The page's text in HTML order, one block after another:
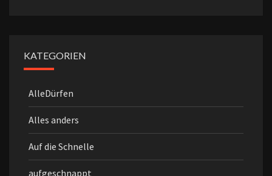
KATEGORIEN
AlleDürfen
Alles anders
Auf die Schnelle
aufgeschnappt